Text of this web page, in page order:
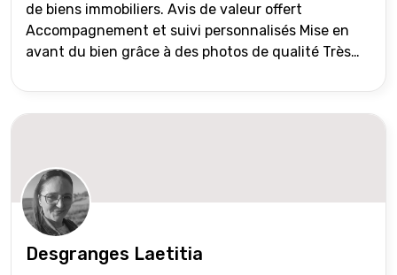
de biens immobiliers. Avis de valeur offert
Accompagnement et suivi personnalisés Mise en
avant du bien grâce à des photos de qualité Très
international) Validation du financement des
acquéreurs auprès de partenaires financiers
réseau Iad France et Iad Deutschland Inter agence
Desgranges Laetitia